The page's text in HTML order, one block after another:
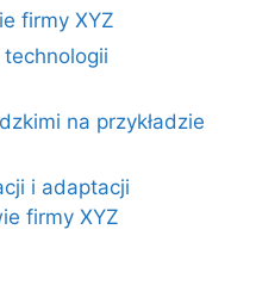
firmy XYZ
na przykładzie
i adaptacji
firmy XYZ